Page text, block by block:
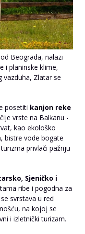
Beograda, nalazi
i planinske klime,
vazduha, Zlatar se
posetiti kanjon reke
vrste na Balkanu -
kao ekološko
bistre vode bogate
privlači pažnju
Sjeničko i
ribe i pogodna za
svrstava u red
na kojoj se
i izletnički turizam.